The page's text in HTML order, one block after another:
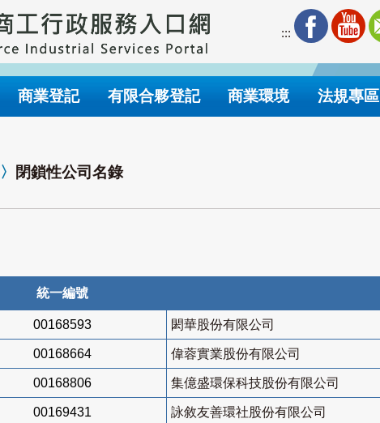
:::
商業登記 有限合夥登記 商業環境 法規專區
〉 閉鎖性公司名錄
統一編號
00168593 閎華股份有限公司
00168664 偉蓉實業股份有限公司
00168806 集億盛環保科技股份有限公司
00169431 詠敘友善環社股份有限公司